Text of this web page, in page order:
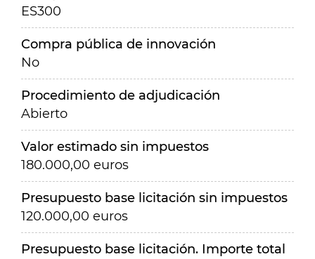
ES300
Compra pública de innovación
No
Procedimiento de adjudicación
Abierto
Valor estimado sin impuestos
180.000,00 euros
Presupuesto base licitación sin impuestos
120.000,00 euros
Presupuesto base licitación. Importe total